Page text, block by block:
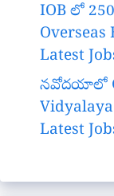
IOB లో
Latest
నవోదయాలో
Latest